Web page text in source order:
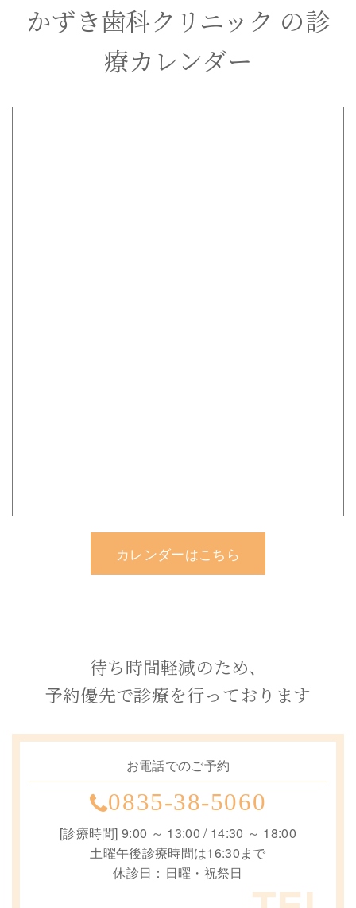
2025.03.01
お休みのお知らせ
かずき歯科クリニック の診
療カレンダー
カレンダーはこちら
待ち時間軽減のため、
予約優先で診療を行っております
お電話でのご予約
0835-38-5060
[診療時間] 9:00 ～ 13:00 / 14:30 ～ 18:00
土曜午後診療時間は16:30まで
休診日：日曜・祝祭日